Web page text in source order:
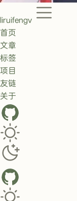
liruifengv
Menu
首页
文章
标签
项目
友链
关于
GitHub
Toggle dark/light
Toggle dark/light